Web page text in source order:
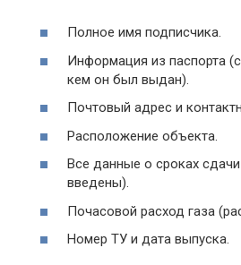
Полное имя подписчика.
Информация из паспорта
кем он был выдан).
Почтовый адрес и
Расположение объекта.
Все данные о сроках
введены).
Почасовой расход газа
Номер ТУ и дата выпуска.